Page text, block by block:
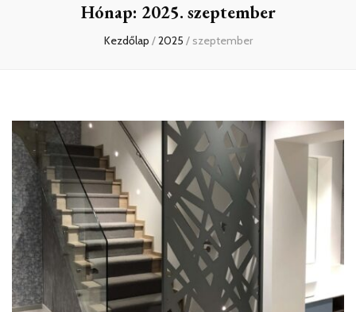
Hónap: 2025. szeptember
Kezdőlap /2025 / szeptember